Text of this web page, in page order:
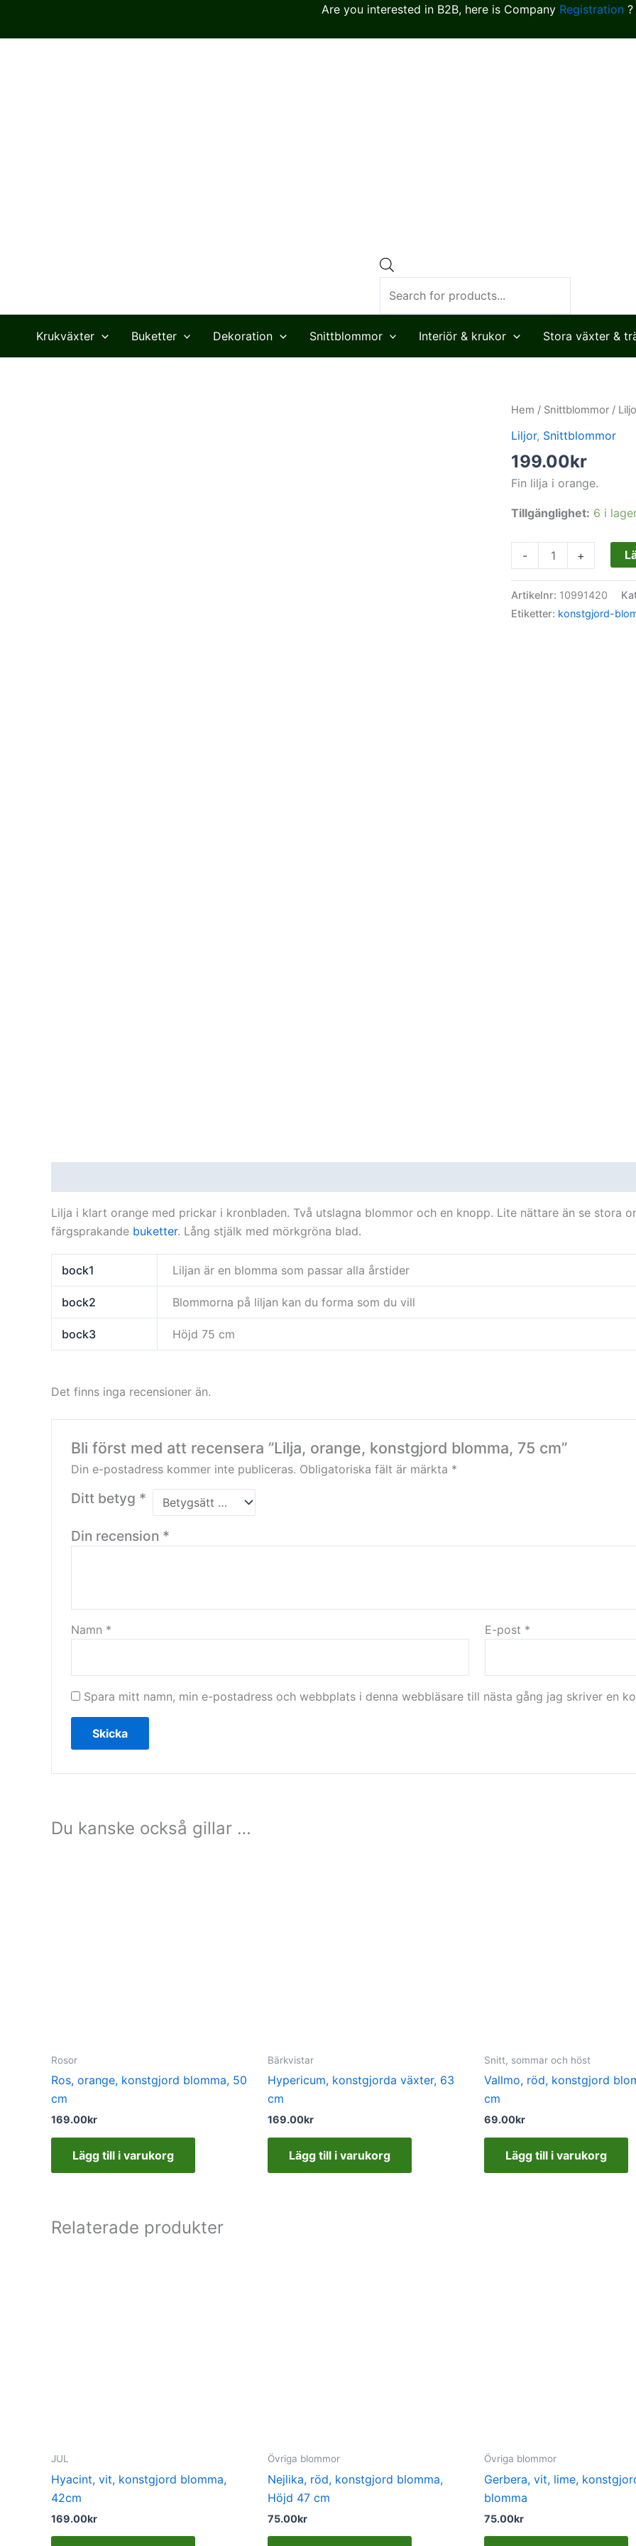
Are you interested in B2B, here is Company Registration?
Krukväxter Buketter Dekoration Snittblommor Interiör & krukor Stora växter &
Hem / Snittblommor /
Liljor, Snittblommor
199.00kr
Fin lilja i orange.
Tillgänglighet: 6 i
-
Lilja,
konstgjord
blomma,
75
mängd
+
Artikelnr: 10991420
Etiketter: konstgjord-
Lilja i klart orange med prickar i kronbladen. Två utslagna blommor och en knopp. Lite nättare än se stora
färgsprakande buketter. Lång stjälk med mörkgröna blad.
bock1 Liljan är en blomma som passar alla årstider
bock2 Blommorna på liljan kan du forma som du vill
bock3 Höjd 75 cm
Det finns inga recensioner än.
Bli först med att recensera ”Lilja, orange, konstgjord blomma, 75 cm”
Din e-postadress kommer inte publiceras. Obligatoriska fält är märkta *
Ditt betyg *
Din recension *
Namn * E-post *
Spara mitt namn, min e-postadress och webbplats i denna webbläsare till nästa gång jag skriver en
Du kanske också gillar …
Rosor
Ros, orange, konstgjord blomma, 50
cm
169.00kr
Lägg till i varukorg
Bärkvistar
Hypericum, konstgjorda växter, 63
cm
169.00kr
Lägg till i varukorg
Snitt, sommar och höst
Vallmo, röd, konstgjord
cm
69.00kr
Lägg till i varukorg
Relaterade produkter
JUL
Hyacint, vit, konstgjord blomma,
42cm
169.00kr
Övriga blommor
Nejlika, röd, konstgjord blomma,
Höjd 47 cm
75.00kr
Övriga blommor
Gerbera, vit, lime,
blomma
75.00kr